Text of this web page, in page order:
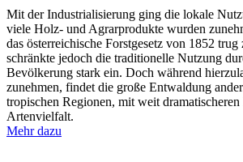
Mit der Industrialisierung ging die lokale
viele Holz- und Agrarprodukte wurden
das österreichische Forstgesetz von 1852
schränkte jedoch die traditionelle Nutzung
Bevölkerung stark ein. Doch während
zunehmen, findet die große Entwaldung
tropischen Regionen, mit weit
Artenvielfalt.
Mehr dazu